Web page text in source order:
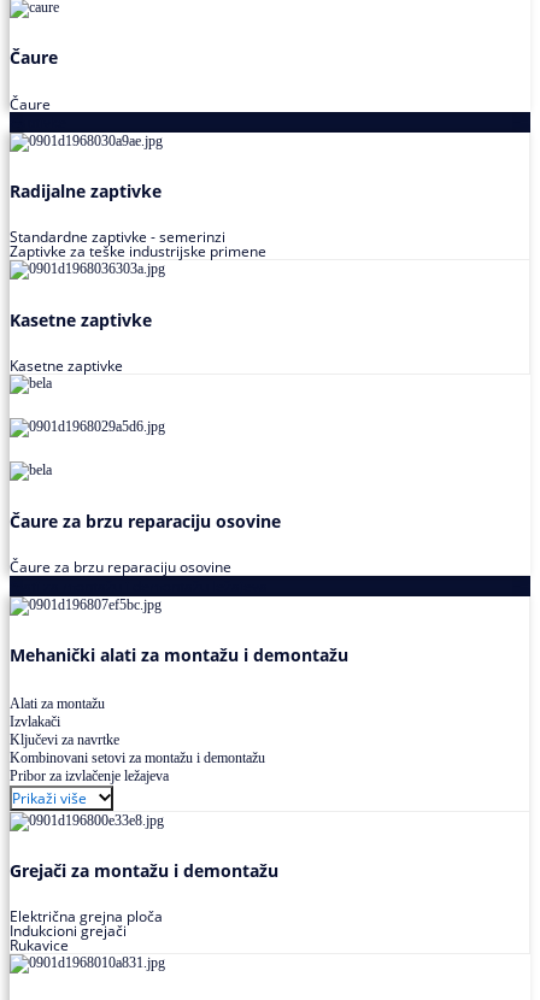
Čaure
Čaure
Radijalne zaptivke
Standardne zaptivke - semerinzi
Zaptivke za teške industrijske primene
Kasetne zaptivke
Kasetne zaptivke
Čaure za brzu reparaciju osovine
Čaure za brzu reparaciju osovine
Mehanički alati za montažu i demontažu
Alati za montažu
Izvlakači
Ključevi za navrtke
Kombinovani setovi za montažu i demontažu
Pribor za izvlačenje ležajeva
Prikaži više
Grejači za montažu i demontažu
Električna grejna ploča
Indukcioni grejači
Rukavice